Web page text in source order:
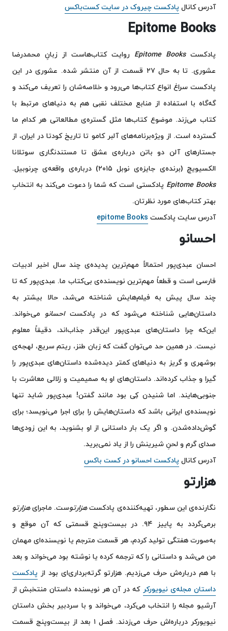
آدرس کانال پادکست چیروک در سایت کست‌باکس
Epitome Books
پادکستEpitome Books روایت کتاب‌هاست از زبانِ محمدرضا
عشوری. تا به حال ۲۷ قسمت از آن منتشر شده. عشوری در این
پادکست سراغ انواع کتاب‌ها می‌رود و خلاصه‌شان را تعریف می‌کند و
گه‌گاه با استفاده از منابع مختلف نقبی هم به دنیاهای مرتبط با
کتاب می‌زند. موضوع کتاب‌ها مثل گستره‌ی مطالعاتی هر کدام ما
گسترده است. از ویژه‌برنامه‌های آلبر کامو تا تاریخ کودتا در ایران، از
جستارهای آلن دو باتن درباره‌ی عشق تا مستندنگاری‌ سوتلانا
الکسیویچ (برنده‌ی جایزه‌ی نوبل ۲۰۱۵) درباره‌ی واقعه‌ی چرنوبیل.
Epitome Books پادکستی است که شما را دعوت می‌کند به انتخابِ
بهتر کتاب‌های مورد نظرتان.
آدرس سایت پادکست epitome Books
احسانو
احسان عبدی‌پور احتمالاً مهم‌ترین پدیده‌ی چند سال اخیر ادبیات
فارسی است و قطعاً مهم‌ترین نویسنده‌ی بی‌کتاب ما. عبدی‌پور که تا
چند سال پیش به فیلم‌هایش شناخته می‌شد، حالا بیشتر به
داستان‌هایی شناخته می‌شود که در پادکستاحسانومی‌خواند.
این‌که چرا داستان‌های عبدی‌پور این‌قدر جذاب‌اند، دقیقاً معلوم
نیست. در همین حد می‌توان گفت که زبان طنز، ریتم سریع، لهجه‌ی
بوشهری و گریز به دنیاهای کمتر دیده‌شده داستان‌های عبدی‌پور را
گیرا و جذاب کرده‌اند. داستان‌های او به صمیمیت و زلالی معاشرت با
جنوبی‌هایند. اما شنیدن کِی بود مانند گفتن! عبدی‌پور شاید تنها
نویسنده‌ی ایرانی باشد که داستان‌هایش را برای اجرا می‌نویسد؛ برای
گوش‌داده‌شدن. و اگر یک بار داستانی از او بشنوید، به این زودی‌ها
صدای گرم و لحنِ شیرینش را از یاد نمی‌برید.
آدرس کانال پادکست احسانو در کست باکس
هزارتو
نگارنده‌ی این سطور، تهیه‌کننده‌ی پادکستهزارتوست. ماجرایهزارتو
برمی‌گردد به پاییز ۹۴. در بیست‌وپنج قسمتی که آن موقع و
به‌صورت هفتگی تولید کردم، هر قسمت مترجم یا نویسنده‌ای مهمان
من می‌شد و داستانی را که ترجمه کرده یا نوشته بود می‌خواند و بعد
با هم درباره‌ش حرف می‌زدیم. هزارتو گرته‌برداری‌ای بود از پادکست
داستان مجله‌ی نیویورکر که در آن هر نویسنده داستان منتخبش از
آرشیو مجله را انتخاب می‌کرد، می‌خواند و با سردبیر بخش داستان
نیویورکر درباره‌اش حرف می‌زدند. فصل ۱ بعد از بیست‌وپنج قسمت